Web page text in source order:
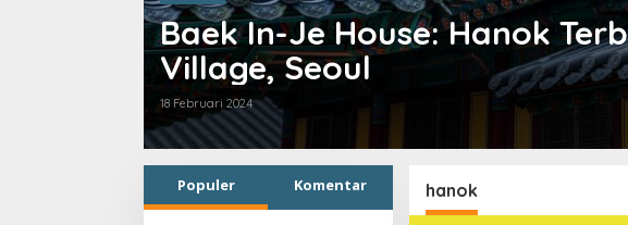
Baek In-Je House: Hanok
Village, Seoul
18 Februari 2024
Populer Komentar hanok